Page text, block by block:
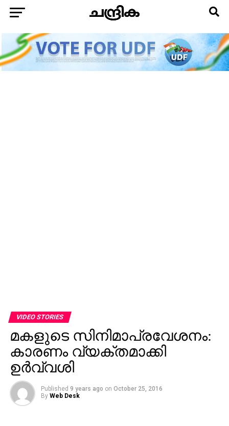
VIDEO STORIES
മകളുടെ സിനിമാപ്രവേശനം:
കാരണം വ്യക്തമാക്കി
ഉര്‍വ്വശി
Published 9 years ago on October 25, 2016
By Web Desk